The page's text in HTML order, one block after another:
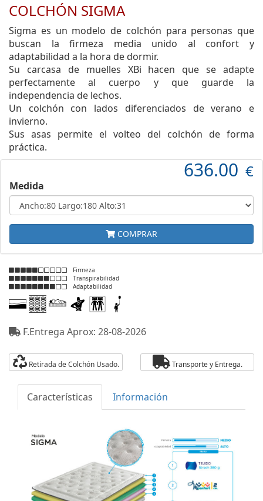
COLCHÓN SIGMA
Sigma es un modelo de colchón para personas que
buscan la firmeza media unido al confort y
adaptabilidad a la hora de dormir.
Su carcasa de muelles XBi hacen que se adapte
perfectamente al cuerpo y que guarde la
independencia de lechos.
Un colchón con lados diferenciados de verano e
invierno.
Sus asas permite el volteo del colchón de forma
práctica.
636.00 €
Medida
COMPRAR
Firmeza
Transpirabilidad
Adaptabilidad
F.Entrega Aprox: 28-08-2026
Retirada de Colchón Usado. Transporte y Entrega.
Características Información